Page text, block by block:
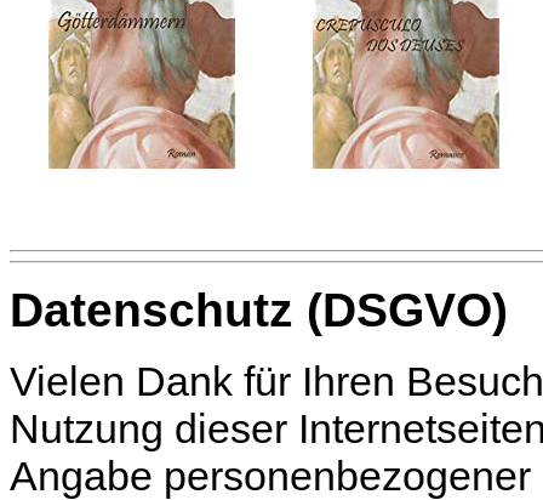
Datenschutz (DSGVO)
Vielen Dank für Ihren
Nutzung dieser
Angabe